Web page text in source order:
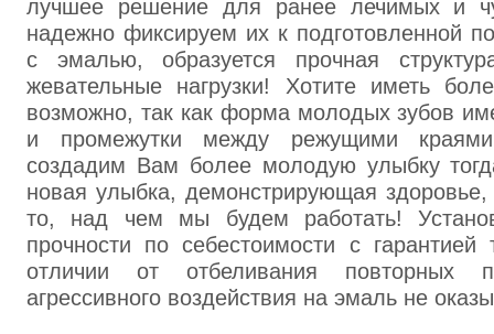
лучшее решение для ранее лечимых и
надежно фиксируем их к подготовленной
с эмалью, образуется прочная
жевательные нагрузки! Хотите иметь
возможно, так как форма молодых зубов
и промежутки между режущими
создадим Вам более молодую улыбку
новая улыбка, демонстрирующая
то, над чем мы будем работать!
прочности по себестоимости с
отличии от отбеливания повторных
агрессивного воздействия на эмаль не